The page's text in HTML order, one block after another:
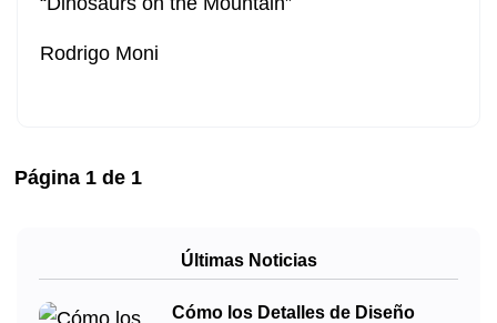
Rodrigo Moni
Página 1 de 1
Últimas Noticias
Cómo los Detalles de Diseño